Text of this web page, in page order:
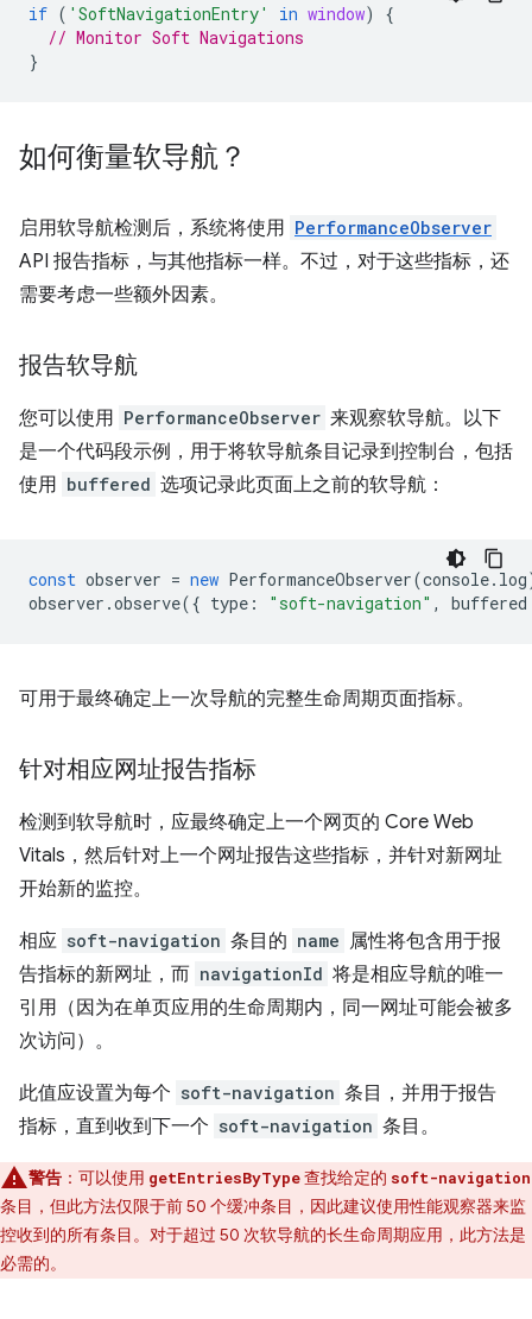
if ( 'SoftNavigationEntry' in window)
{
// Monitor Soft Navigations
}
如何衡量软导航？
启用软导航检测后，系统将使用 PerformanceObserver
API 报告指标，与其他指标一样。不过，对于这些指标，还
需要考虑一些额外因素。
报告软导航
您可以使用 PerformanceObserver 来观察软导航。以下
是一个代码段示例，用于将软导航条目记录到控制台，包括
使用 buffered 选项记录此页面上之前的软导航：
const observer = new PerformanceObserver(console. log
observer .observe({ type : "soft-navigation" , buffered
可用于最终确定上一次导航的完整生命周期页面指标。
针对相应网址报告指标
检测到软导航时，应最终确定上一个网页的 Core Web
Vitals，然后针对上一个网址报告这些指标，并针对新网址
开始新的监控。
相应 soft-navigation 条目的 name 属性将包含用于报
告指标的新网址，而 navigationId 将是相应导航的唯一
引用（因为在单页应用的生命周期内，同一网址可能会被多
次访问）。
此值应设置为每个 soft-navigation 条目，并用于报告
指标，直到收到下一个 soft-navigation 条目。
警告 ：可以使用 getEntriesByType查找给定的 soft-navigation
条目，但此方法仅限于前 50 个缓冲条目，因此建议使用性能观察器来监
控收到的所有条目。对于超过 50 次软导航的长生命周期应用，此方法是
必需的。